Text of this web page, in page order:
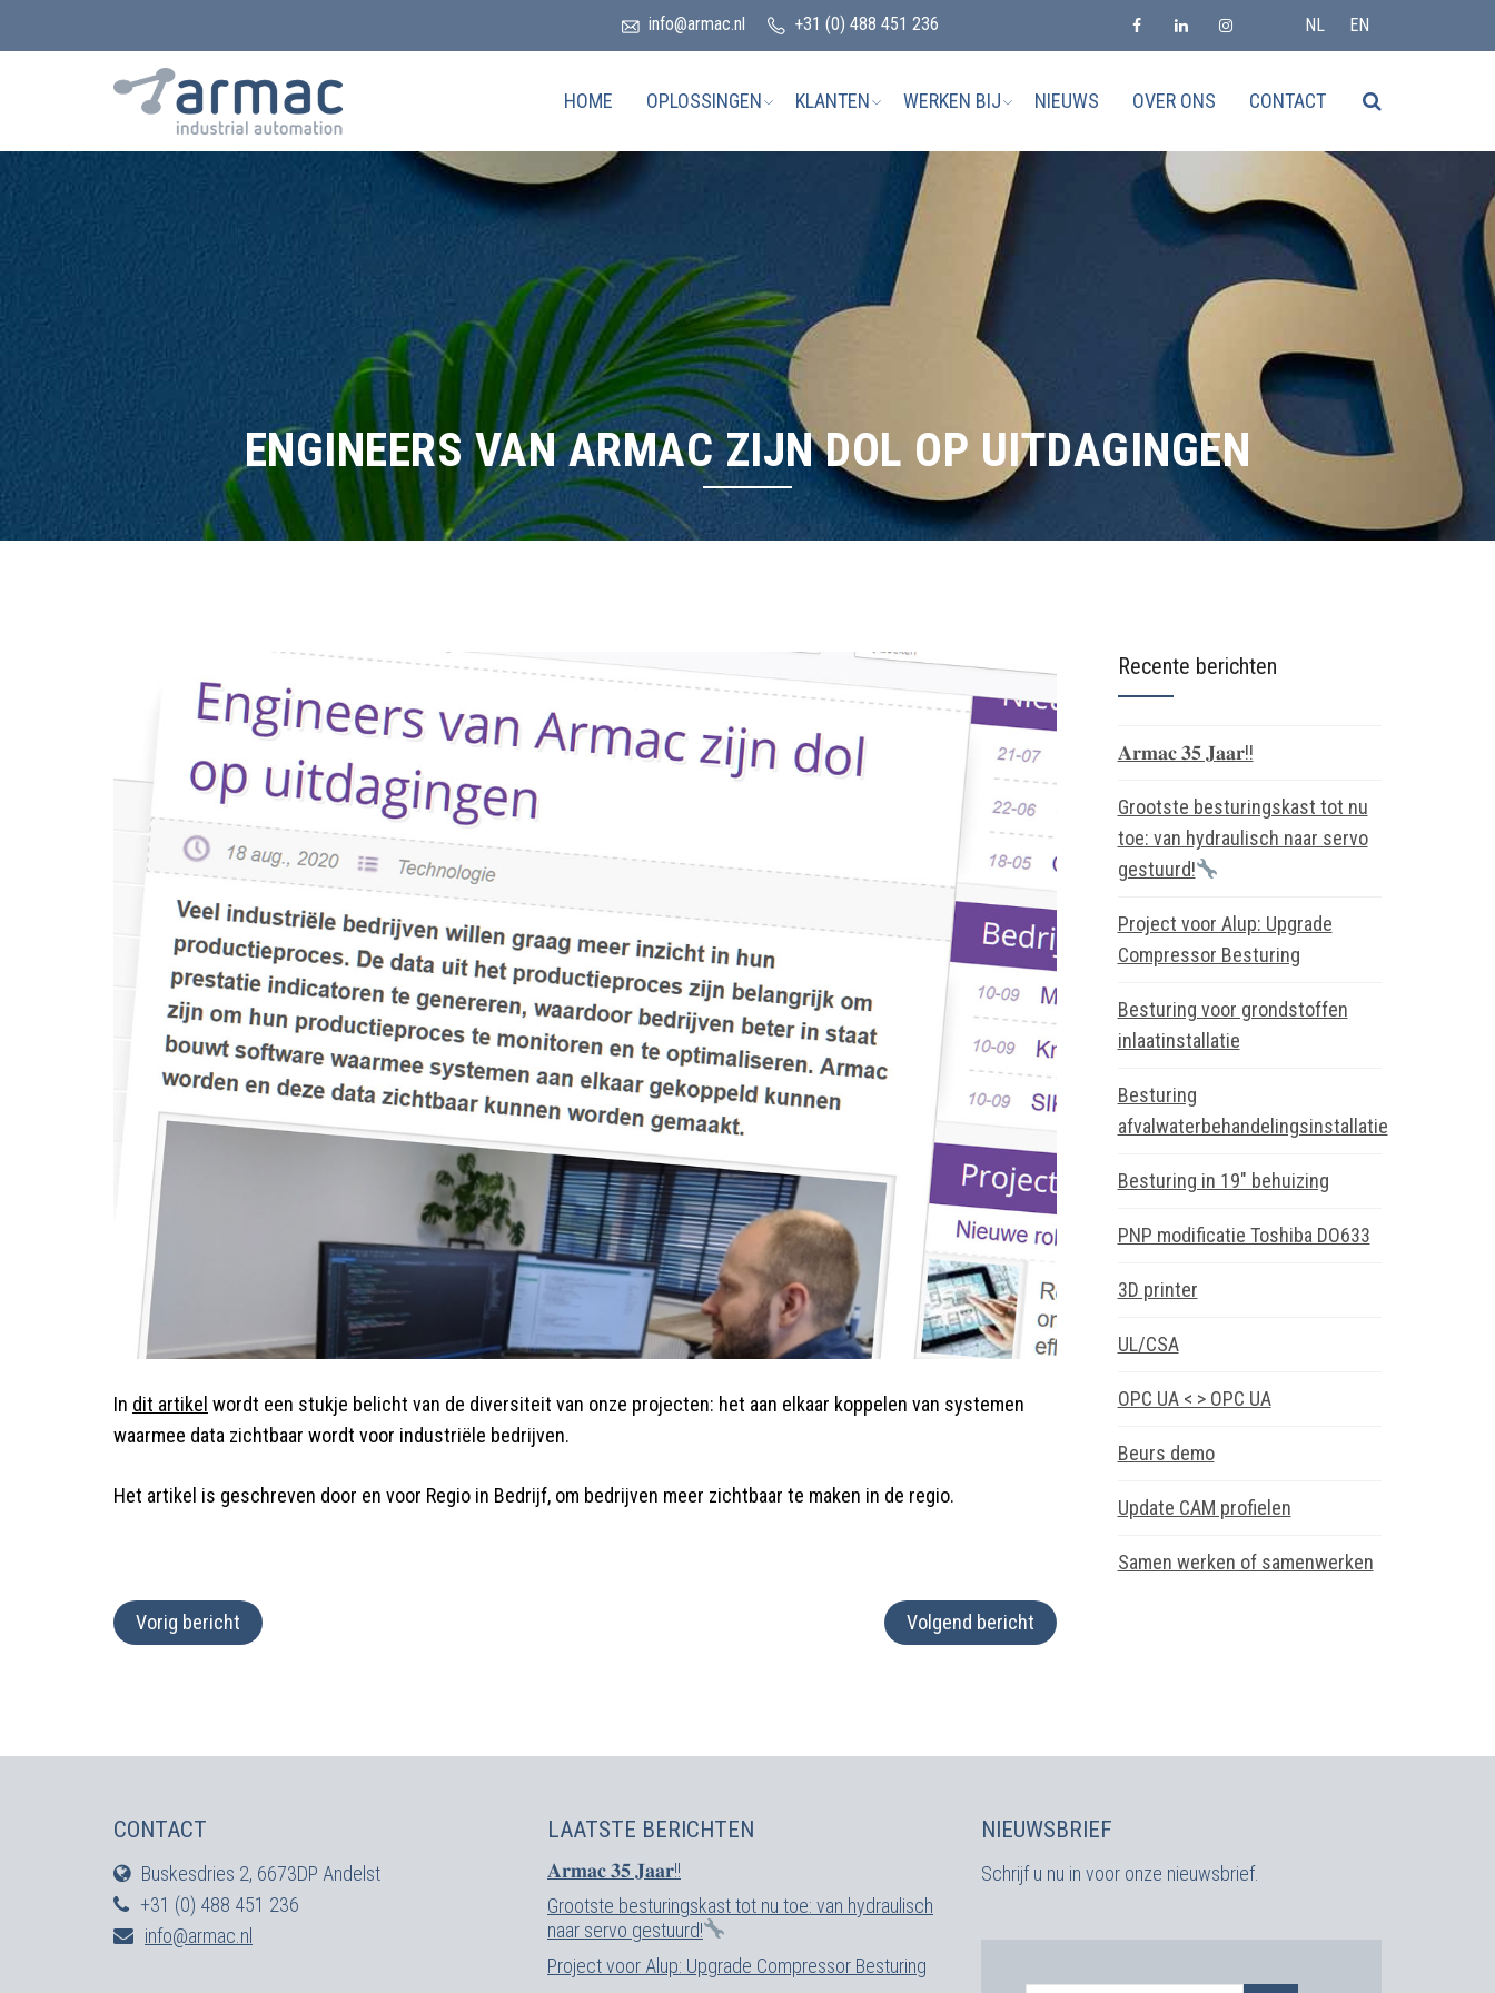
info@armac.nl +31 (0) 488 451 236 NL EN
HOME OPLOSSINGEN KLANTEN WERKEN BIJ NIEUWS OVER ONS CONTACT
ENGINEERS VAN ARMAC ZIJN DOL OP UITDAGINGEN
In dit artikel wordt een stukje belicht van de diversiteit van onze projecten: het aan elkaar koppelen van systemen
waarmee data zichtbaar wordt voor industriële bedrijven.
Het artikel is geschreven door en voor Regio in Bedrijf, om bedrijven meer zichtbaar te maken in de regio.
Volgend bericht
Vorig bericht
Recente berichten
𝐀𝐫𝐦𝐚𝐜 𝟑𝟓 𝐉𝐚𝐚𝐫!!
Grootste besturingskast tot nu
toe: van hydraulisch naar servo
gestuurd!
Project voor Alup: Upgrade
Compressor Besturing
Besturing voor grondstoffen
inlaatinstallatie
Besturing
afvalwaterbehandelingsinstallatie
Besturing in 19″ behuizing
PNP modificatie Toshiba DO633
3D printer
UL/CSA
OPC UA < > OPC UA
Beurs demo
Update CAM profielen
Samen werken of samenwerken
CONTACT
Buskesdries 2, 6673DP Andelst
+31 (0) 488 451 236
info@armac.nl
LAATSTE BERICHTEN
𝐀𝐫𝐦𝐚𝐜 𝟑𝟓 𝐉𝐚𝐚𝐫!!
Grootste besturingskast tot nu toe: van hydraulisch
naar servo gestuurd!
Project voor Alup: Upgrade Compressor Besturing
NIEUWSBRIEF
Schrijf u nu in voor onze nieuwsbrief.